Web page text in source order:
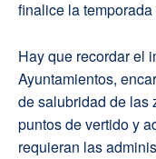
finalice la
Hay que recordar el
Ayuntamientos,
de salubridad de las
puntos de vertido y
requieran las